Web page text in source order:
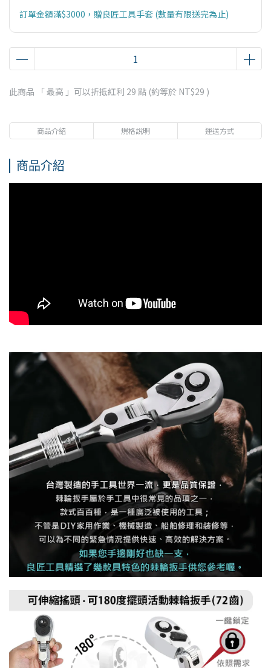
訂單金額滿$3000，贈良匠工具手套 (數量有限送完為止)
此商品 「 最高 」可以折抵紅利 29 點 (約等於 NT$29 )
商品介紹 規格說明 運送方式
商品介紹